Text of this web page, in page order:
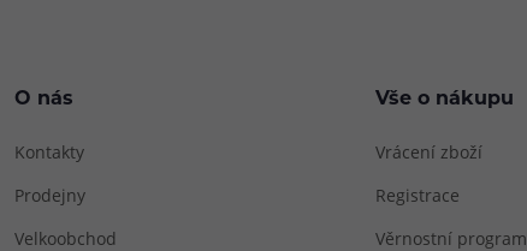
O nás
Kontakty
Prodejny
Velkoobchod
Vše o nákupu
Vrácení zboží
Registrace
Věrnostní program